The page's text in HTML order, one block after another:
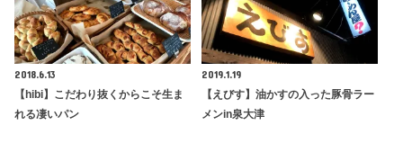
2018.6.13
【hibi】こだわり抜くからこそ生ま
れる凄いパン
2019.1.19
【えびす】油かすの入った豚骨ラー
メンin泉大津